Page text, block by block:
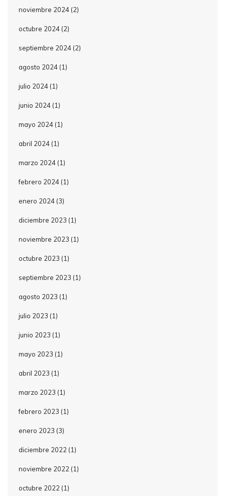
noviembre 2024 (2)
octubre 2024 (2)
septiembre 2024 (2)
agosto 2024 (1)
julio 2024 (1)
junio 2024 (1)
mayo 2024 (1)
abril 2024 (1)
marzo 2024 (1)
febrero 2024 (1)
enero 2024 (3)
diciembre 2023 (1)
noviembre 2023 (1)
octubre 2023 (1)
septiembre 2023 (1)
agosto 2023 (1)
julio 2023 (1)
junio 2023 (1)
mayo 2023 (1)
abril 2023 (1)
marzo 2023 (1)
febrero 2023 (1)
enero 2023 (3)
diciembre 2022 (1)
noviembre 2022 (1)
octubre 2022 (1)